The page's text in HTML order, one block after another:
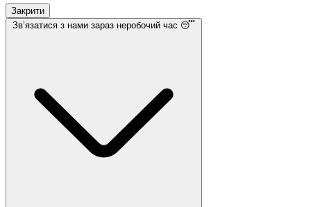
Закрити
Звʼязатися з нами зараз неробочий час 😴